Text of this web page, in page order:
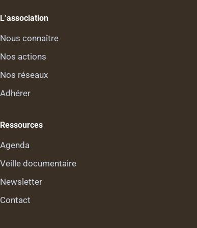
L’association
Nous connaître
Nos actions
Nos réseaux
Adhérer
Ressources
Agenda
Veille documentaire
Newsletter
Contact